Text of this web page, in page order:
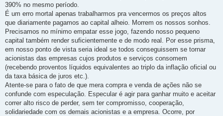
390% no mesmo período.
É um erro mortal apenas trabalharmos pra vencermos os preços altos
que diariamente pagamos ao capital alheio. Morrem os nossos sonhos.
Precisamos no mínimo empatar esse jogo, fazendo nosso pequeno
capital também render suficientemente e de modo real. Por esse prisma,
em nosso ponto de vista seria ideal se todos conseguissem se tornar
acionistas das empresas cujos produtos e serviços consomem
(recebendo proventos líquidos equivalentes ao triplo da inflação oficial ou
da taxa básica de juros etc.).
Atente-se para o fato de que mera compra e venda de ações não se
confunde com especulação. Especular é agir para ganhar muito e aceitar
correr alto risco de perder, sem ter compromisso, cooperação,
solidariedade com os demais acionistas e a empresa. Ocorre, por